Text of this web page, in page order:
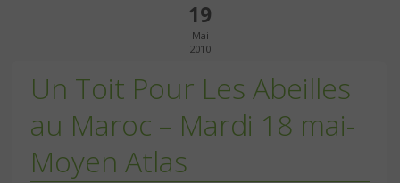
19
Mai
2010
Un Toit Pour Les Abeilles
au Maroc – Mardi 18 mai-
Moyen Atlas